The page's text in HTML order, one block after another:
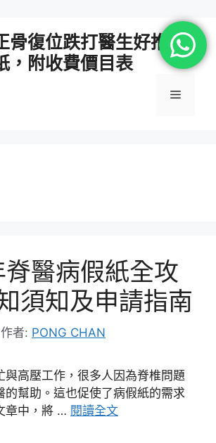
骨復位跌打醫生好推介
，附收費價目表
選
醫病假紙全攻
須知及申請指南
作者: PONG CHAN
與高壓工作，很多人因為脊椎問題
的幫助。這也促使了病假紙的需求
章中，將 … 閱讀全文